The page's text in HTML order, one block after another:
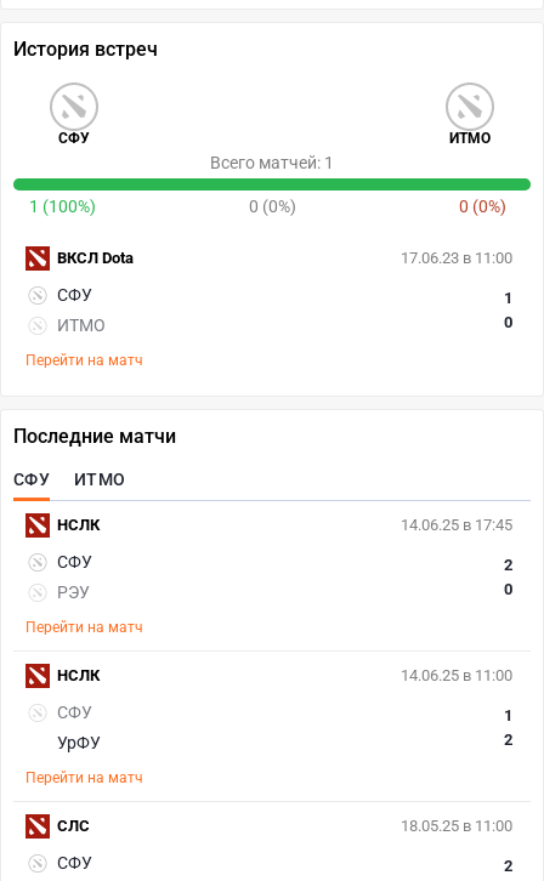
История встреч
СФУ ИТМО
Всего матчей: 1
1 (100%) 0 (0%) 0 (0%)
17.06.23 в 11:00
СФУ
ИТМО
1
0
Перейти на матч
ВКСЛ Dota
Последние матчи
СФУ ИТМО
14.06.25 в 17:45
СФУ
РЭУ
2
0
Перейти на матч
НСЛК
14.06.25 в 11:00
СФУ
УрФУ
1
2
Перейти на матч
НСЛК
18.05.25 в 11:00
СФУ
2
СЛС